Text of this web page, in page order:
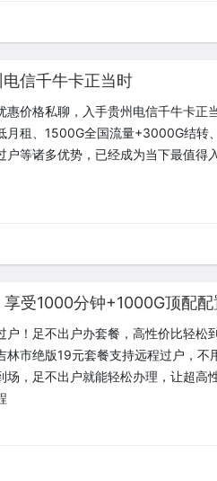
信千牛卡正当时
惠价格私聊，入手贵州电信千牛卡正
月租、1500G全国流量+3000G结转
户等诸多优势，已经成为当下最值得
户！足不出户办套餐，高性价比轻松
林市绝版19元套餐支持远程过户，不
场，足不出户就能轻松办理，让超高